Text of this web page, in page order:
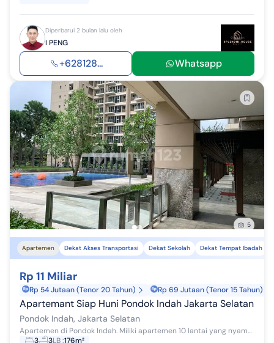
Diperbarui 2 bulan lalu oleh
I PENG
+628128... Whatsapp
5
Apartemen Dekat Akses Transportasi Dekat Sekolah Dekat Tempat Ibadah
Rp 11 Miliar
Rp 54 Jutaan (Tenor 20 Tahun) Rp 69 Jutaan (Tenor 15 Tahun)
Apartemant Siap Huni Pondok Indah Jakarta Selatan
Pondok Indah, Jakarta Selatan
Apartemen di Pondok Indah. Miliki apartemen 10 lantai yang nyaman ini, dijual menawarkan lingkungan fasilitas yang lengkap, cocok untuk Anda yang...
3
3LB:176m²